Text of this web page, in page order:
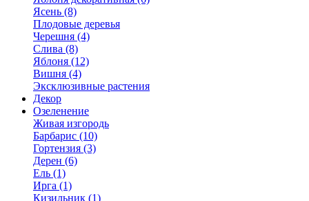
Ясень (8)
Плодовые деревья
Черешня (4)
Слива (8)
Яблоня (12)
Вишня (4)
Эксклюзивные растения
Декор
Озеленение
Живая изгородь
Барбарис (10)
Гортензия (3)
Дерен (6)
Ель (1)
Ирга (1)
Кизильник (1)